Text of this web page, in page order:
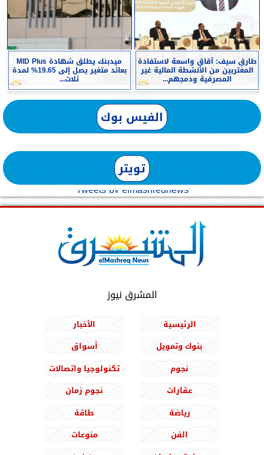
طارق سيف: آقاق واسعة لاستفادة
المغتربين من الأنشطة المالية غير
المصرفية ودمجهم...
ميدبنك يطلق شهادة MID Plus
بعائد متغير يصل إلى 19.65% لمدة
ثلاث...
الفيس بوك
تويتر
Tweets by elmashreqnews
المشرق نيوز
الرئيسية
الأخبار
بنوك وتمويل
أسواق
نجوم
تكنولوجيا واتصالات
عقارات
نجوم زمان
رياضة
طاقة
الفن
منوعات